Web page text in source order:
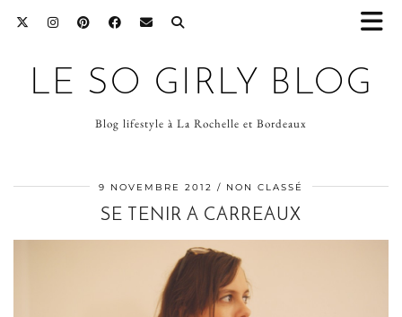
LE SO GIRLY BLOG
Blog lifestyle à La Rochelle et Bordeaux
9 NOVEMBRE 2012 NON CLASSÉ
SE TENIR A CARREAUX